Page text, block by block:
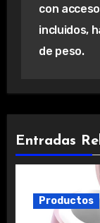
con
incluidos,
de peso.
Entradas
Productos